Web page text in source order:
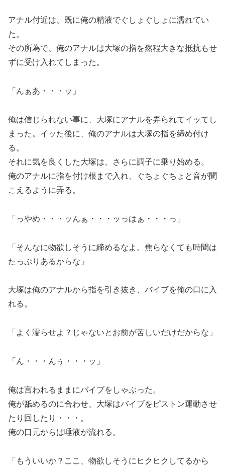
アナル付近は、既に俺の精液でぐしょぐしょに濡れてい
た。
その所為で、俺のアナルは大塚の指を然程大きな抵抗もせ
ずに受け入れてしまった。
「んぁあ・・・ッ」
俺は信じられない事に、大塚にアナルを弄られてイッてし
まった。イッた後に、俺のアナルは大塚の指を締め付け
る。
それに気を良くした大塚は、さらに調子に乗り始める。
俺のアナルに指を付け根まで入れ、ぐちょぐちょと音が聞
こえるように弄る。
「っやめ・・・ッんぁ・・・ッっはぁ・・・っ」
「そんなに物欲しそうに締めるなよ。焦らなくても時間は
たっぷりあるからな」
大塚は俺のアナルから指を引き抜き、バイブを俺の口に入
れる。
「よく濡らせよ？じゃないとお前が苦しいだけだからな」
「ん・・・んぅ・・・ッ」
俺は言われるままにバイブをしゃぶった。
俺が舐めるのに合わせ、大塚はバイブをピストン運動させ
たり回したり・・・。
俺の口元からは唾液が流れる。
「もういいか？ここ、物欲しそうにヒクヒクしてるから